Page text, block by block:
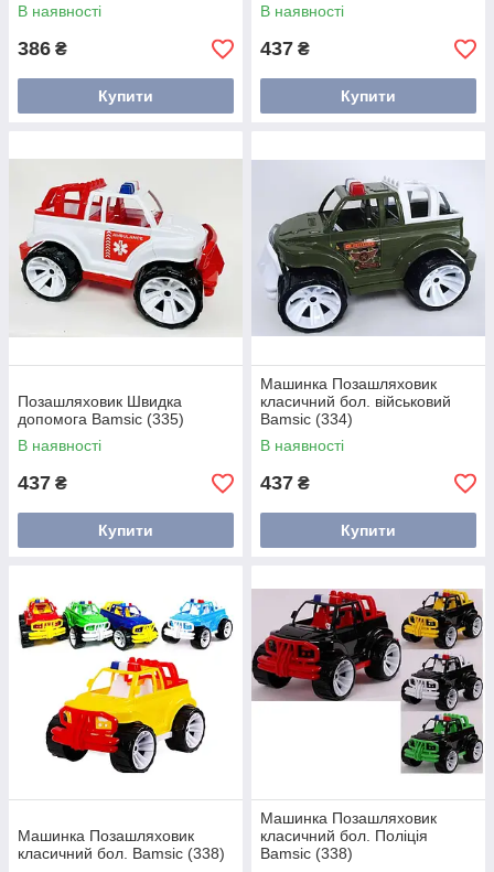
В наявності
386 ₴
Купити
В наявності
437 ₴
Купити
Позашляховик Швидка
допомога Bamsic (335)
В наявності
437 ₴
Купити
Машинка Позашляховик
класичний бол. військовий
Bamsic (334)
В наявності
437 ₴
Купити
Машинка Позашляховик
класичний бол. Bamsic (338)
Машинка Позашляховик
класичний бол. Поліція
Bamsic (338)